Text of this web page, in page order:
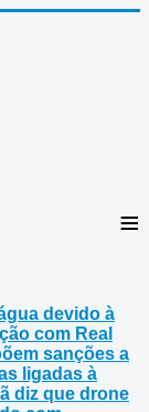
≡
devido à
com Real
sanções a
ligadas à
diz que drone